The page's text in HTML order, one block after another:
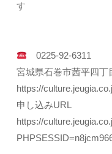
0225-92-6311
宮城県石巻市茜平四丁
https://
申し込みURL
https://